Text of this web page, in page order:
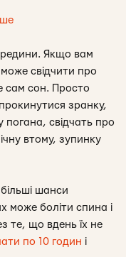
Якщо вам
свідчити про
сам сон. Просто
зранку,
погана, свідчать про
втому, зупинку
шанси
може боліти спина і
те, що вдень їх не
по 10 годин і